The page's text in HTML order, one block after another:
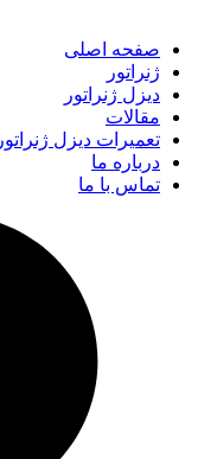
صفحه اصلی
ژنراتور
دیزل ژنراتور
مقالات
تعمیرات دیزل ژنراتور
درباره ما
تماس با ما